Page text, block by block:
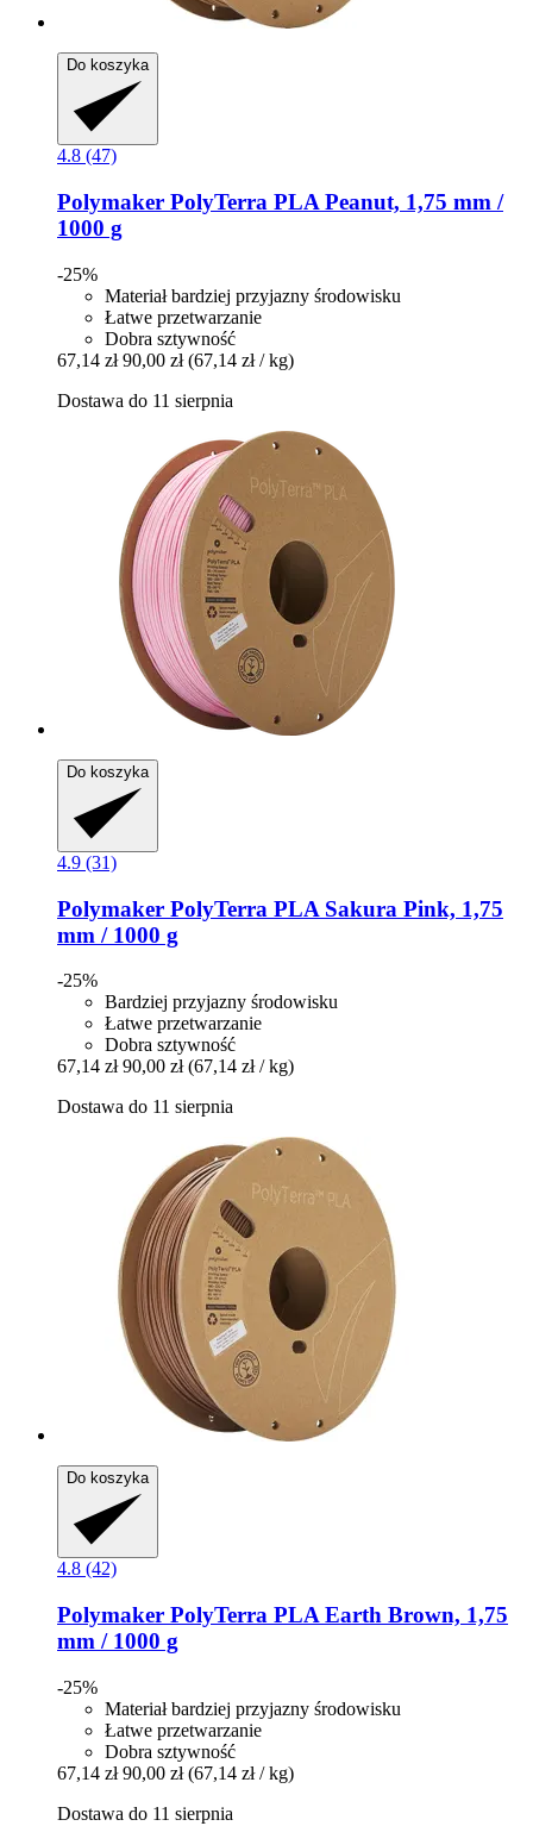
Do koszyka
4.8 (47)
Polymaker PolyTerra PLA Peanut, 1,75 mm /
1000 g
-25%
Materiał bardziej przyjazny środowisku
Łatwe przetwarzanie
Dobra sztywność
67,14 zł 90,00 zł (67,14 zł / kg)
Dostawa do 11 sierpnia
Do koszyka
4.9 (31)
Polymaker PolyTerra PLA Sakura Pink, 1,75
mm / 1000 g
-25%
Bardziej przyjazny środowisku
Łatwe przetwarzanie
Dobra sztywność
67,14 zł 90,00 zł (67,14 zł / kg)
Dostawa do 11 sierpnia
Do koszyka
4.8 (42)
Polymaker PolyTerra PLA Earth Brown, 1,75
mm / 1000 g
-25%
Materiał bardziej przyjazny środowisku
Łatwe przetwarzanie
Dobra sztywność
67,14 zł 90,00 zł (67,14 zł / kg)
Dostawa do 11 sierpnia